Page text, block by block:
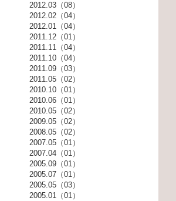
2012.03（08）
2012.02（04）
2012.01（04）
2011.12（01）
2011.11（04）
2011.10（04）
2011.09（03）
2011.05（02）
2010.10（01）
2010.06（01）
2010.05（02）
2009.05（02）
2008.05（02）
2007.05（01）
2007.04（01）
2005.09（01）
2005.07（01）
2005.05（03）
2005.01（01）